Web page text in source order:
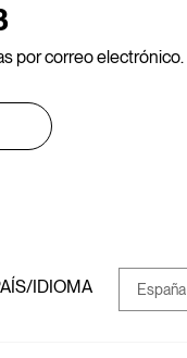
por correo electrónico.
IDIOMA España